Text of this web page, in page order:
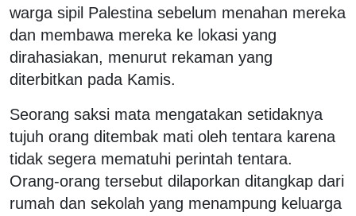
warga sipil Palestina sebelum menahan mereka
dan membawa mereka ke lokasi yang
dirahasiakan, menurut rekaman yang
diterbitkan pada Kamis.
Seorang saksi mata mengatakan setidaknya
tujuh orang ditembak mati oleh tentara karena
tidak segera mematuhi perintah tentara.
Orang-orang tersebut dilaporkan ditangkap dari
rumah dan sekolah yang menampung keluarga